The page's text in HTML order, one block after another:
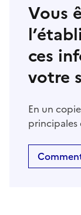
Vous
ces
votre
En un
principales